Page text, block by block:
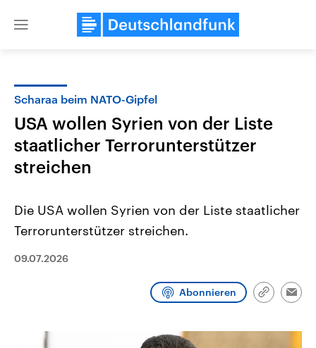
Close
Aktuelle Beiträge, Analysen und
gehören die Vereinigten Staaten zu
den mächtigsten Ländern der Erde,
Terrororganisation Hamas
Oktober 2023 auf Israel
Region wieder die Gewalt
Scharaa beim NATO-Gipfel
USA wollen Syrien von der Liste
staatlicher Terrorunterstützer
streichen
Die USA wollen Syrien von der Liste staatlicher
Terrorunterstützer streichen.
09.07.2026
Abonnieren
Link